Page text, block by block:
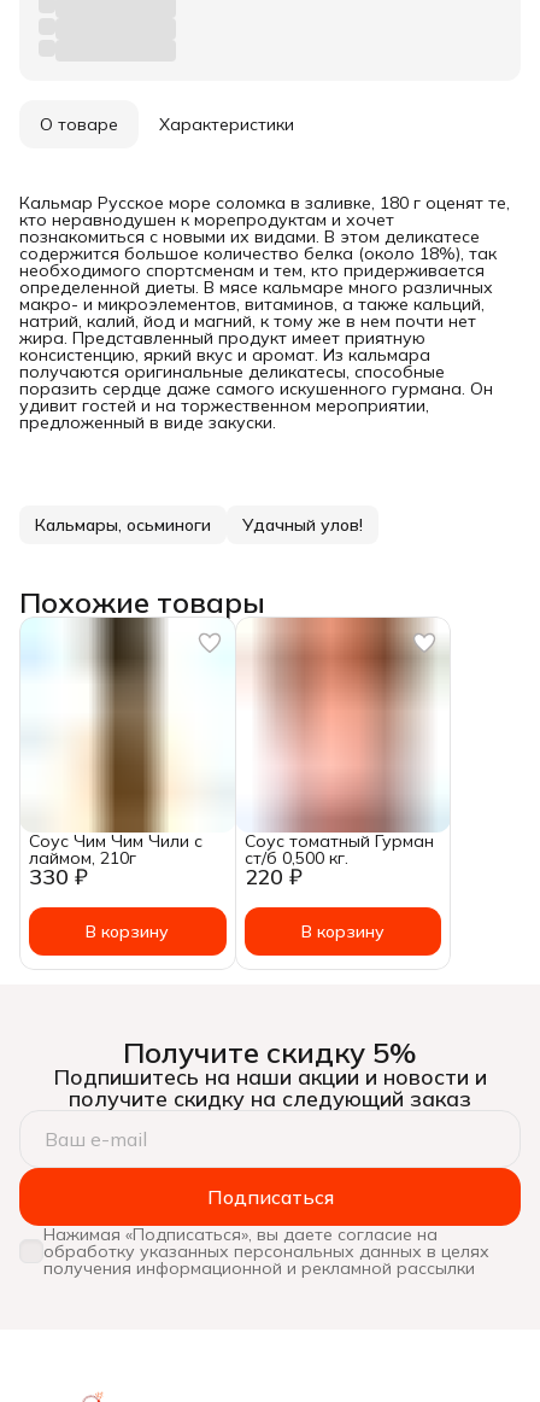
О товаре Характеристики
Кальмар Русское море соломка в заливке, 180 г оценят те,
кто неравнодушен к морепродуктам и хочет
познакомиться с новыми их видами. В этом деликатесе
содержится большое количество белка (около 18%), так
необходимого спортсменам и тем, кто придерживается
определенной диеты. В мясе кальмаре много различных
макро- и микроэлементов, витаминов, а также кальций,
натрий, калий, йод и магний, к тому же в нем почти нет
жира. Представленный продукт имеет приятную
консистенцию, яркий вкус и аромат. Из кальмара
получаются оригинальные деликатесы, способные
поразить сердце даже самого искушенного гурмана. Он
удивит гостей и на торжественном мероприятии,
предложенный в виде закуски.
Кальмары, осьминоги Удачный улов!
Похожие товары
330 ₽
Соус Чим Чим Чили с
лаймом, 210г
В корзину
220 ₽
Соус томатный Гурман
ст/б 0,500 кг.
В корзину
Получите скидку 5%
Подпишитесь на наши акции и новости и
получите скидку на следующий заказ
Подписаться
Нажимая «Подписаться», вы даете согласие на
обработку указанных персональных данных в целях
получения информационной и рекламной рассылки